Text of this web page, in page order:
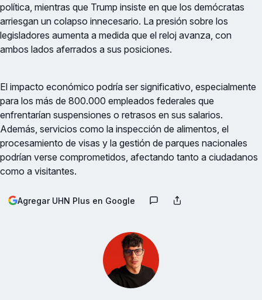
política, mientras que Trump insiste en que los demócratas
arriesgan un colapso innecesario. La presión sobre los
legisladores aumenta a medida que el reloj avanza, con
ambos lados aferrados a sus posiciones.
El impacto económico podría ser significativo, especialmente
para los más de 800.000 empleados federales que
enfrentarían suspensiones o retrasos en sus salarios.
Además, servicios como la inspección de alimentos, el
procesamiento de visas y la gestión de parques nacionales
podrían verse comprometidos, afectando tanto a ciudadanos
como a visitantes.
Agregar UHN Plus en Google